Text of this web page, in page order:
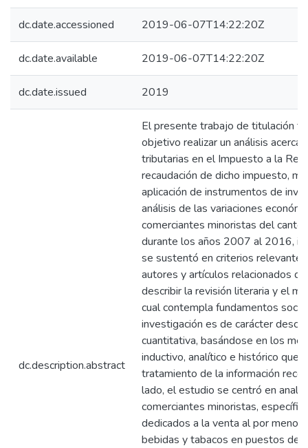
dc.date.accessioned 2019-06-07T14:22:20Z
dc.date.available 2019-06-07T14:22:20Z
dc.date.issued 2019
dc.description.abstract
El presente trabajo de titulación
objetivo realizar un análisis acerca
tributarias en el Impuesto a la
recaudación de dicho impuesto,
aplicación de instrumentos de
análisis de las variaciones
comerciantes minoristas del
durante los años 2007 al 2016,
se sustentó en criterios
autores y artículos relacionados
describir la revisión literaria y el
cual contempla fundamentos
investigación es de carácter
cuantitativa, basándose en los
inductivo, analítico e histórico que
tratamiento de la información
lado, el estudio se centró en
comerciantes minoristas,
dedicados a la venta al por menor
bebidas y tabacos en puestos del